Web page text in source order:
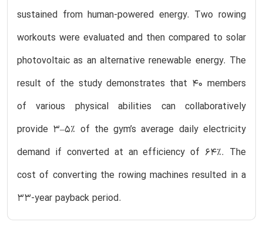
sustained from human-powered energy. Two rowing
workouts were evaluated and then compared to solar
photovoltaic as an alternative renewable energy. The
result of the study demonstrates that 40 members
of various physical abilities can collaboratively
provide 3–5% of the gym’s average daily electricity
demand if converted at an efficiency of 64%. The
cost of converting the rowing machines resulted in a
33-year payback period.